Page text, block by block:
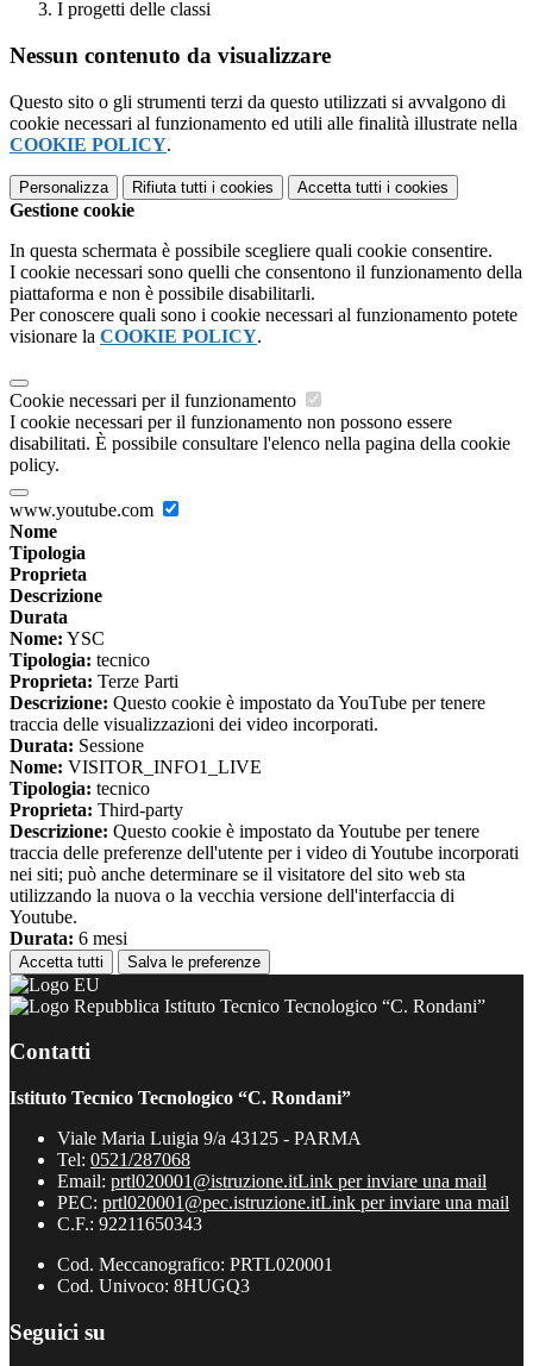
I progetti delle classi
Nessun contenuto da visualizzare
Questo sito o gli strumenti terzi da questo utilizzati si avvalgono di
cookie necessari al funzionamento ed utili alle finalità illustrate nella
COOKIE POLICY.
Personalizza Rifiuta tutti i cookies Accetta tutti i cookies
Gestione cookie
In questa schermata è possibile scegliere quali cookie consentire.
I cookie necessari sono quelli che consentono il funzionamento della
piattaforma e non è possibile disabilitarli.
Per conoscere quali sono i cookie necessari al funzionamento potete
visionare la COOKIE POLICY.
Cookie necessari per il funzionamento
I cookie necessari per il funzionamento non possono essere
disabilitati. È possibile consultare l'elenco nella pagina della cookie
policy.
www.youtube.com
Nome
Tipologia
Proprieta
Descrizione
Durata
Nome: YSC
Tipologia: tecnico
Proprieta: Terze Parti
Descrizione: Questo cookie è impostato da YouTube per tenere
traccia delle visualizzazioni dei video incorporati.
Durata: Sessione
Nome: VISITOR_INFO1_LIVE
Tipologia: tecnico
Proprieta: Third-party
Descrizione: Questo cookie è impostato da Youtube per tenere
traccia delle preferenze dell'utente per i video di Youtube incorporati
nei siti; può anche determinare se il visitatore del sito web sta
utilizzando la nuova o la vecchia versione dell'interfaccia di
Youtube.
Durata: 6 mesi
Accetta tutti Salva le preferenze
Istituto Tecnico Tecnologico “C. Rondani”
Contatti
Istituto Tecnico Tecnologico “C. Rondani”
Viale Maria Luigia 9/a 43125 - PARMA
Tel: 0521/287068
Email: prtl020001@istruzione.itLink per inviare una mail
PEC: prtl020001@pec.istruzione.itLink per inviare una mail
C.F.: 92211650343
Cod. Meccanografico: PRTL020001
Cod. Univoco: 8HUGQ3
Seguici su